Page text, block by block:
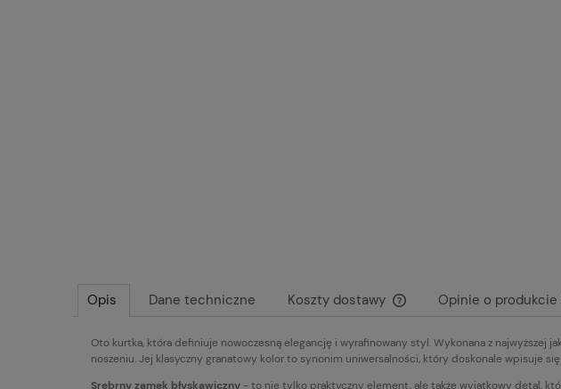
Opis Dane techniczne Koszty dostawy
Cena nie zawiera
płatności
Opinie o produkcie
Oto kurtka, która definiuje nowoczesną elegancję i wyrafinowany styl. Wykonana z najwyższej
noszeniu. Jej klasyczny granatowy kolor to synonim uniwersalności, który doskonale wpisuje
Srebrny zamek błyskawiczny - to nie tylko praktyczny element, ale także wyjątkowy detal,